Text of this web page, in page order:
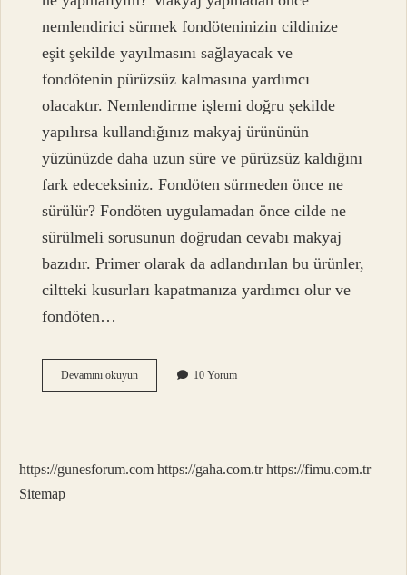
nemlendirici sürmek fondöteninizin cildinize
eşit şekilde yayılmasını sağlayacak ve
fondötenin pürüzsüz kalmasına yardımcı
olacaktır. Nemlendirme işlemi doğru şekilde
yapılırsa kullandığınız makyaj ürününün
yüzünüzde daha uzun süre ve pürüzsüz kaldığını
fark edeceksiniz. Fondöten sürmeden önce ne
sürülür? Fondöten uygulamadan önce cilde ne
sürülmeli sorusunun doğrudan cevabı makyaj
bazıdır. Primer olarak da adlandırılan bu ürünler,
ciltteki kusurları kapatmanıza yardımcı olur ve
fondöten…
Devamını okuyunMat
Fondöten
10 Yorum
https://gunesforum.com https://gaha.com.tr https://fimu.com.tr
Sitemap